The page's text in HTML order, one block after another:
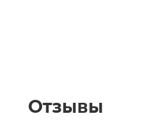
Отзывы